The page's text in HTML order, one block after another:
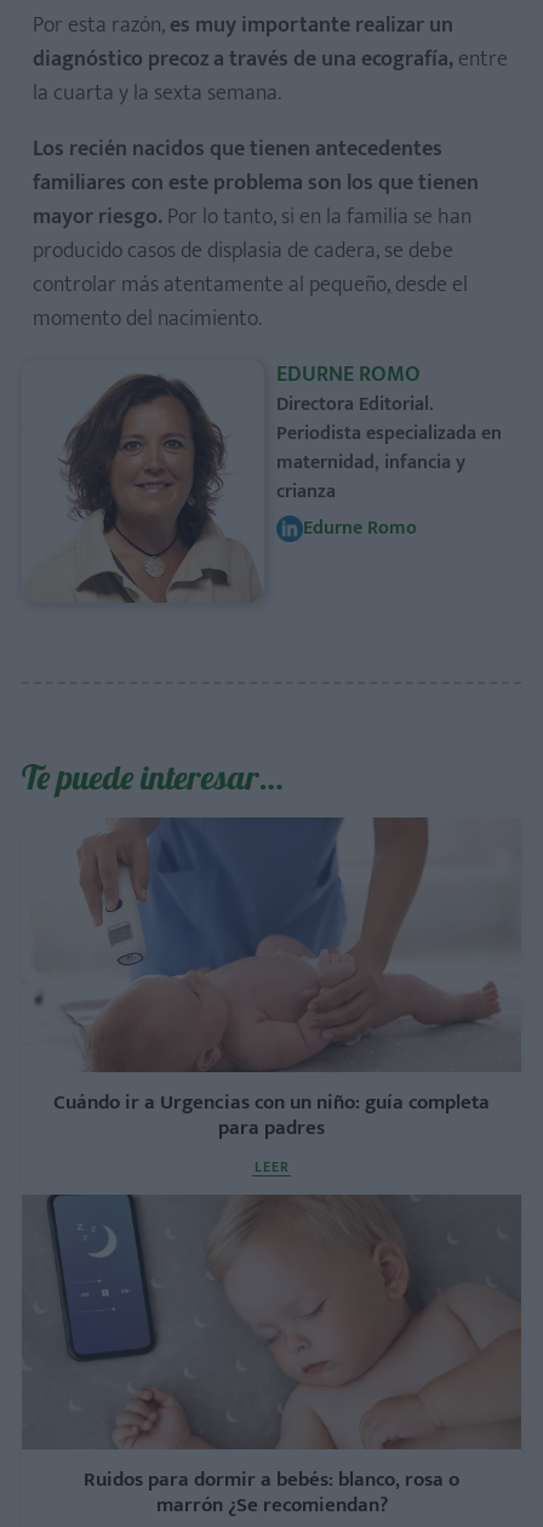
Por esta razón,es muy importante realizar un
diagnóstico precoz a través de una ecografía,entre
la cuarta y la sexta semana.
Los recién nacidos que tienen antecedentes
familiares con este problema son los que tienen
mayor riesgo. Por lo tanto, si en la familia se han
producido casos de displasia de cadera, se debe
controlar más atentamente al pequeño, desde el
momento del nacimiento.
EDURNE ROMO
Directora Editorial.
Periodista especializada en
maternidad, infancia y
crianza
Edurne Romo
Te puede interesar…
Cuándo ir a Urgencias con un niño: guía completa
para padres
LEER
Ruidos para dormir a bebés: blanco, rosa o
marrón ¿Se recomiendan?